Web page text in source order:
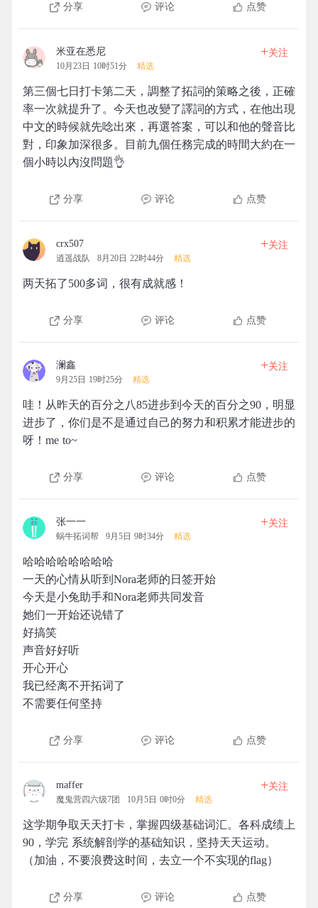
分享 评论 点赞
米亚在悉尼
10月23日 10时51分 精选
+关注
第三個七日打卡第二天，調整了拓詞的策略之後，正確
率一次就提升了。今天也改變了譯詞的方式，在他出現
中文的時候就先唸出來，再選答案，可以和他的聲音比
對，印象加深很多。目前九個任務完成的時間大約在一
個小時以內沒問題👌
分享 评论 点赞
crx507
逍遥战队 8月20日 22时44分 精选
+关注
两天拓了500多词，很有成就感！
分享 评论 点赞
澜鑫
9月25日 19时25分 精选
+关注
哇！从昨天的百分之八85进步到今天的百分之90，明显
进步了，你们是不是通过自己的努力和积累才能进步的
呀！me to~
分享 评论 点赞
张一一
蜗牛拓词帮 9月5日 9时34分 精选
+关注
哈哈哈哈哈哈哈哈
一天的心情从听到Nora老师的日签开始
今天是小兔助手和Nora老师共同发音
她们一开始还说错了
好搞笑
声音好好听
开心开心
我已经离不开拓词了
不需要任何坚持
分享 评论 点赞
maffer
魔鬼营四六级7团 10月5日 0时0分 精选
+关注
这学期争取天天打卡，掌握四级基础词汇。各科成绩上
90，学完 系统解剖学的基础知识，坚持天天运动。
（加油，不要浪费这时间，去立一个不实现的flag）
分享 评论 点赞